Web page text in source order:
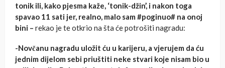
tonik ili, kako pjesma kaže, ‘tonik-džin’, i nakon toga
spavao 11 sati jer, realno, malo sam #poginuo# na onoj
bini – rekao je te otkrio na šta će potrošiti nagradu:
-Novčanu nagradu uložit ću u karijeru, a vjerujem da ću
jednim dijelom sebi priuštiti neke stvari koje nisam bio u